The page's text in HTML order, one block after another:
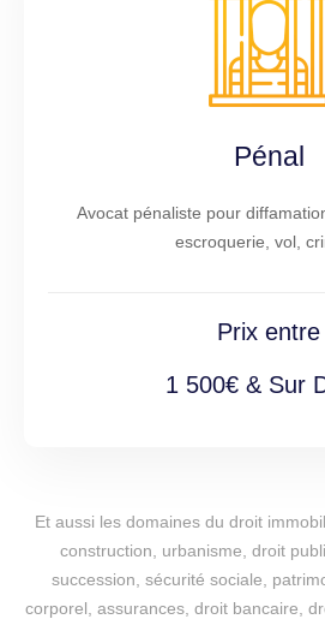
Pénal
Avocat pénaliste pour
escroquerie, vol,
Prix entre
1 500€ & Sur
Et aussi les domaines du droit
construction, urbanisme, droit
succession, sécurité sociale,
corporel, assurances, droit bancaire,